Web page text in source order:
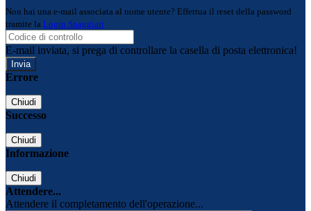
Non hai una e-mail associata al nome utente? Effettua il reset della password
tramite la Login Spaggiari
E-mail inviata, si prega di controllare la casella di posta elettronica!
Errore
Chiudi
Successo
Chiudi
Informazione
Chiudi
Attendere...
Attendere il completamento dell'operazione...